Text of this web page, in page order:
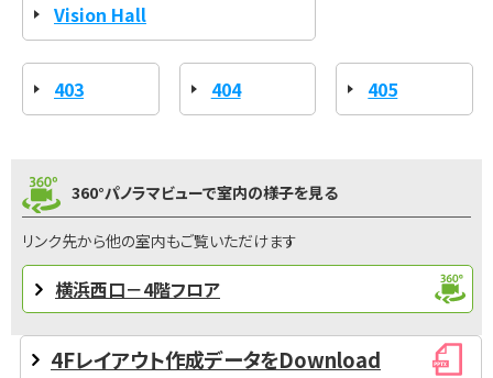
Vision Hall
403 404 405
360°パノラマビューで室内の様子を見る
リンク先から他の室内もご覧いただけます
横浜西口－4階フロア
4Fレイアウト作成データをDownload